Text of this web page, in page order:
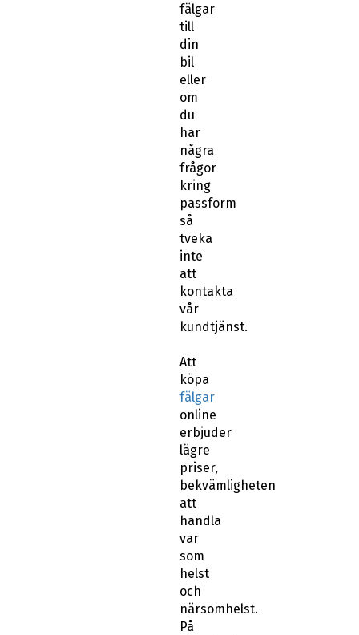
fälgar
till
din
bil
eller
om
du
har
några
frågor
kring
passform
så
tveka
inte
att
kontakta
vår
kundtjänst.
Att
köpa
fälgar
online
erbjuder
lägre
priser,
bekvämligheten
att
handla
var
som
helst
och
närsomhelst.
På